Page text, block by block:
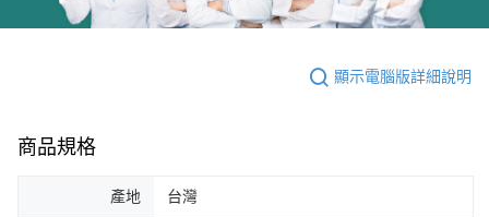
顯示電腦版詳細說明
商品規格
產地 台灣